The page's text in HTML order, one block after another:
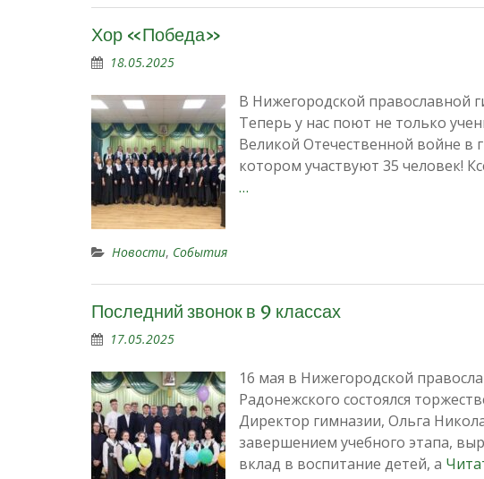
Хор «Победа»
18.05.2025
В Нижегородской православной
Теперь у нас поют не только
Великой Отечественной войне в
котором участвуют 35 человек!
…
Новости, События
Последний звонок в 9 классах
17.05.2025
16 мая в Нижегородской
Радонежского состоялся
Директор гимназии, Ольга
завершением учебного этапа,
вклад в воспитание детей, а